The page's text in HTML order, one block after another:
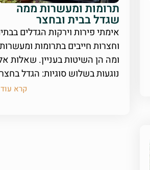
תרומות ומעשרות ממה
שגדל בבית ובחצר
אימתי פירות וירקות הגדלים
וחצרות חייבים בתרומות ומעשרות
ומה הן השיטות בעניין. שאלות
נוגעות בשלוש סוגיות: הגדל בחצר
קרא